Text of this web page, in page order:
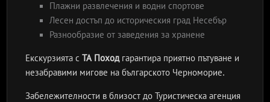
Плажни развлечения и водни спортове
Лесен достъп до историческия град Несебър
Разнообразие от заведения за хранене
Екскурзията сТА Походгарантира приятно пътуване и
незабравими мигове на българското Черноморие.
Забележителности в близост до Туристическа агенция